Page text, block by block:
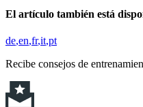
El artículo también está
de en fr it pt
Recibe consejos de